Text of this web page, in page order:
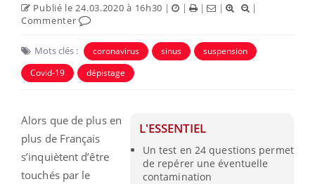
Publié le 24.03.2020 à 16h30 | | | |
|
Commenter
Mots clés : coronavirus sinus
suspension
Covid-19
dépistage
L'ESSENTIEL
Un test en 24 questions permet
de repérer une éventuelle
contamination
Alors que de plus en
plus de Français
s’inquiètent d’être
touchés par le